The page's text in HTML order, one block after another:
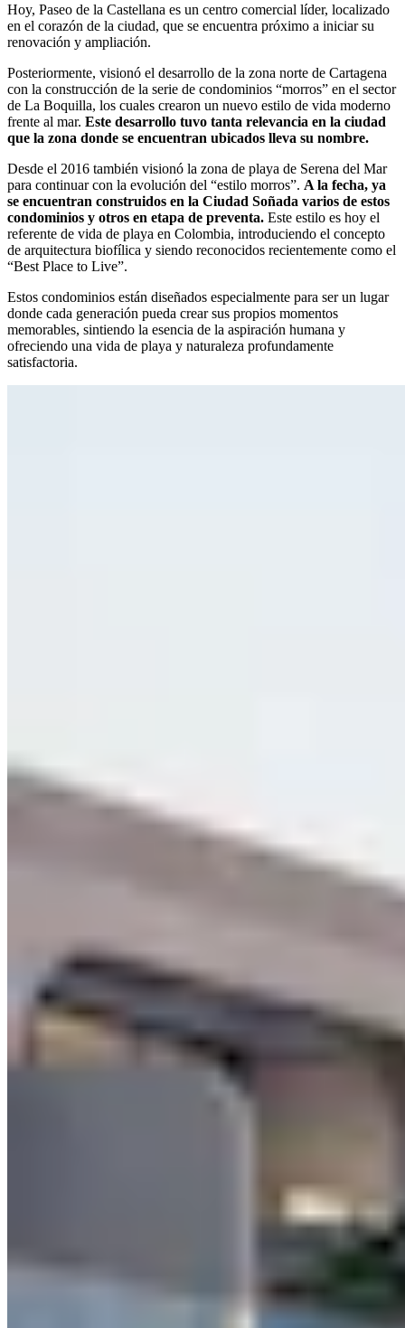
Hoy, Paseo de la Castellana es un centro comercial líder, localizado
en el corazón de la ciudad, que se encuentra próximo a iniciar su
renovación y ampliación.
Posteriormente, visionó el desarrollo de la zona norte de Cartagena
con la construcción de la serie de condominios “morros” en el sector
de La Boquilla, los cuales crearon un nuevo estilo de vida moderno
frente al mar. Este desarrollo tuvo tanta relevancia en la ciudad
que la zona donde se encuentran ubicados lleva su nombre.
Desde el 2016 también visionó la zona de playa de Serena del Mar
para continuar con la evolución del “estilo morros”. A la fecha, ya
se encuentran construidos en la Ciudad Soñada varios de estos
condominios y otros en etapa de preventa. Este estilo es hoy el
referente de vida de playa en Colombia, introduciendo el concepto
de arquitectura biofílica y siendo reconocidos recientemente como el
“Best Place to Live”.
Estos condominios están diseñados especialmente para ser un lugar
donde cada generación pueda crear sus propios momentos
memorables, sintiendo la esencia de la aspiración humana y
ofreciendo una vida de playa y naturaleza profundamente
satisfactoria.